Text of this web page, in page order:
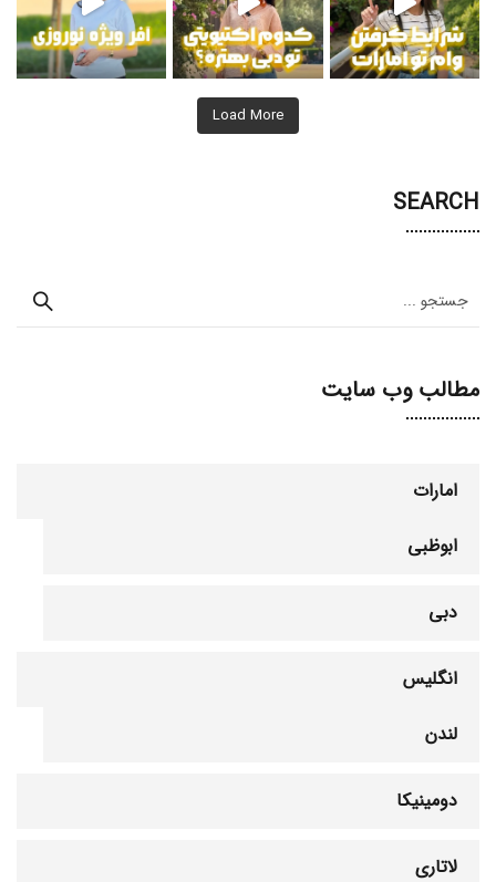
Load More
SEARCH
مطالب وب سایت
امارات
ابوظبی
دبی
انگلیس
لندن
دومینیکا
لاتاری